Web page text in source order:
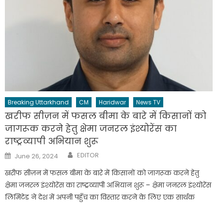
Breaking Uttarkhand CM Haridwar News TV
खरीफ सीज़न में फसल बीमा के बारे में किसानों को
जागरूक करने हेतु क्षेमा जनरल इंश्योरेंस का
राष्ट्रव्यापी अभियान शुरू
Posted
on
June 26, 2024 Author
EDITOR
खरीफ सीज़न में फसल बीमा के बारे में किसानों को जागरूक करने हेतु
क्षेमा जनरल इंश्योरेंस का राष्ट्रव्यापी अभियान शुरू – क्षेमा जनरल इंश्योरेंस
लिमिटेड ने देश में अपनी पहुँच का विस्तार करने के लिए एक सार्थक